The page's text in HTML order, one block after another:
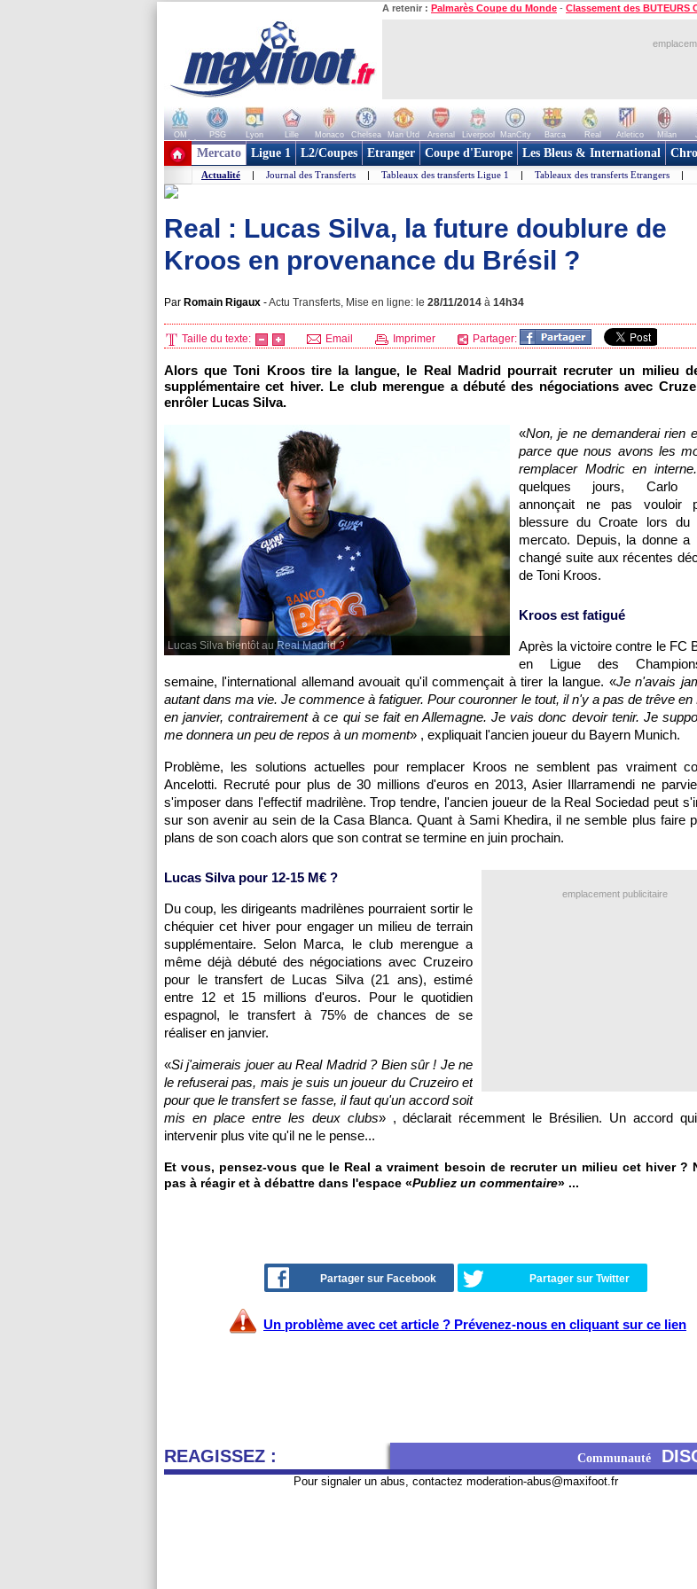
A retenir : Palmarès Coupe du Monde - Classement des BUTEURS
OM PSG Lyon Lille Monaco Chelsea Man Utd Arsenal Liverpool ManCity Barca Real Atletico Milan
+ de clubs
Mercato Ligue 1 L2/Coupes Etranger Coupe d'Europe Les Bleus & International
Actualité | Journal des Transferts | Tableaux des transferts Ligue 1 | Tableaux des transferts Etrangers |
Real : Lucas Silva, la future doublure de
Kroos en provenance du Brésil ?
Par Romain Rigaux -Actu Transferts, Mise en ligne: le 28/11/2014 à 14h34
Taille du texte: Email Imprimer Partager:
Alors que Toni Kroos tire la langue, le Real Madrid pourrait recruter un milieu
supplémentaire cet hiver. Le club merengue a débuté des négociations avec
enrôler Lucas Silva.
Lucas Silva bientôt au Real Madrid ?
«Non, je ne demanderai rien
parce que nous avons les
remplacer Modric en interne.
quelques jours, Carlo
annonçait ne pas vouloir
blessure du Croate lors du
mercato. Depuis, la donne a
changé suite aux récentes
de Toni Kroos.
Kroos est fatigué
Après la victoire contre le FC
en Ligue des
semaine, l'international allemand avouait qu'il commençait à tirer la langue. «Je n'avais
autant dans ma vie. Je commence à fatiguer. Pour couronner le tout, il n'y a pas de trêve en
en janvier, contrairement à ce qui se fait en Allemagne. Je vais donc devoir tenir. Je
me donnera un peu de repos à un moment» , expliquait l'ancien joueur du Bayern Munich.
Problème, les solutions actuelles pour remplacer Kroos ne semblent pas vraiment
Ancelotti. Recruté pour plus de 30 millions d'euros en 2013, Asier Illarramendi ne
s'imposer dans l'effectif madrilène. Trop tendre, l'ancien joueur de la Real Sociedad peut
sur son avenir au sein de la Casa Blanca. Quant à Sami Khedira, il ne semble plus faire
plans de son coach alors que son contrat se termine en juin prochain.
emplacement publicitaire
Lucas Silva pour 12-15 M€ ?
Du coup, les dirigeants madrilènes pourraient sortir le
chéquier cet hiver pour engager un milieu de terrain
supplémentaire. Selon Marca, le club merengue a
même déjà débuté des négociations avec Cruzeiro
pour le transfert de Lucas Silva (21 ans), estimé
entre 12 et 15 millions d'euros. Pour le quotidien
espagnol, le transfert à 75% de chances de se
réaliser en janvier.
«Si j'aimerais jouer au Real Madrid ? Bien sûr ! Je ne
le refuserai pas, mais je suis un joueur du Cruzeiro et
pour que le transfert se fasse, il faut qu'un accord soit
mis en place entre les deux clubs» , déclarait récemment le Brésilien. Un accord
intervenir plus vite qu'il ne le pense...
Et vous, pensez-vous que le Real a vraiment besoin de recruter un milieu cet hiver ?
pas à réagir et à débattre dans l'espace «Publiez un commentaire» ...
Partager sur Facebook Partager sur Twitter
Un problème avec cet article ? Prévenez-nous en cliquant sur ce lien
REAGISSEZ : Communauté
Pour signaler un abus, contactez moderation-abus@maxifoot.fr